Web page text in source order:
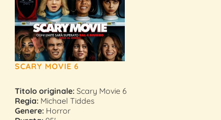
SCARY MOVIE 6
Titolo originale: Scary Movie 6
Regia: Michael Tiddes
Genere: Horror